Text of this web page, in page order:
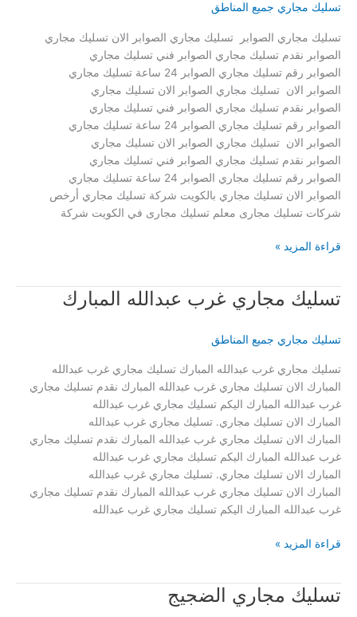
تسليك مجاري جميع المناطق
تسليك مجاري الصوابر تسليك مجاري الصوابر الان تسليك مجاري
الصوابر نقدم تسليك مجاري الصوابر فني تسليك مجاري
الصوابر رقم تسليك مجاري الصوابر 24 ساعة تسليك مجاري
الصوابر الان تسليك مجاري الصوابر الان تسليك مجاري
الصوابر نقدم تسليك مجاري الصوابر فني تسليك مجاري
الصوابر رقم تسليك مجاري الصوابر 24 ساعة تسليك مجاري
الصوابر الان تسليك مجاري الصوابر الان تسليك مجاري
الصوابر نقدم تسليك مجاري الصوابر فني تسليك مجاري
الصوابر رقم تسليك مجاري الصوابر 24 ساعة تسليك مجاري
الصوابر الان تسليك مجاري بالكويت شركة تسليك مجاري أرخص
شركات تسليك مجارى معلم تسليك مجارى في الكويت شركة
تسليك
قراءة المزيد »
تسليك مجاري غرب عبدالله المبارك
تسليك مجاري جميع المناطق
تسليك مجاري غرب عبدالله المبارك تسليك مجاري غرب عبدالله
المبارك الان تسليك مجاري غرب عبدالله المبارك نقدم تسليك مجاري
غرب عبدالله المبارك اليكم تسليك مجاري غرب عبدالله
المبارك الان تسليك مجاري. تسليك مجاري غرب عبدالله
المبارك الان تسليك مجاري غرب عبدالله المبارك نقدم تسليك مجاري
غرب عبدالله المبارك اليكم تسليك مجاري غرب عبدالله
المبارك الان تسليك مجاري. تسليك مجاري غرب عبدالله
المبارك الان تسليك مجاري غرب عبدالله المبارك نقدم تسليك مجاري
غرب عبدالله المبارك اليكم تسليك مجاري غرب عبدالله
تسليك
عبدالله
قراءة المزيد »
تسليك مجاري الضجيج